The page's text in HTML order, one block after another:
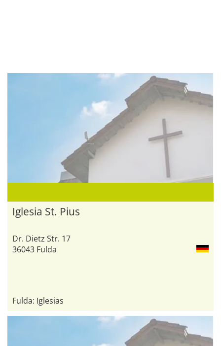
Iglesia St. Pius
Dr. Dietz Str. 17
36043 Fulda
Fulda: Iglesias